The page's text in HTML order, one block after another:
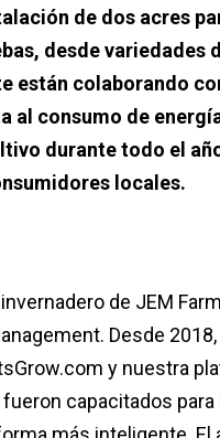
de dos acres
desde variedades
están colaborando
al consumo de
durante todo el
locales.
de JEM
Desde
y nuestra
capacitados para